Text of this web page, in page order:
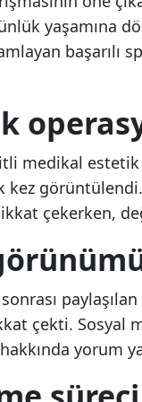
yaşamına
başarılı
medikal
kez
çekerken,
çekti. Sosyal
yorum